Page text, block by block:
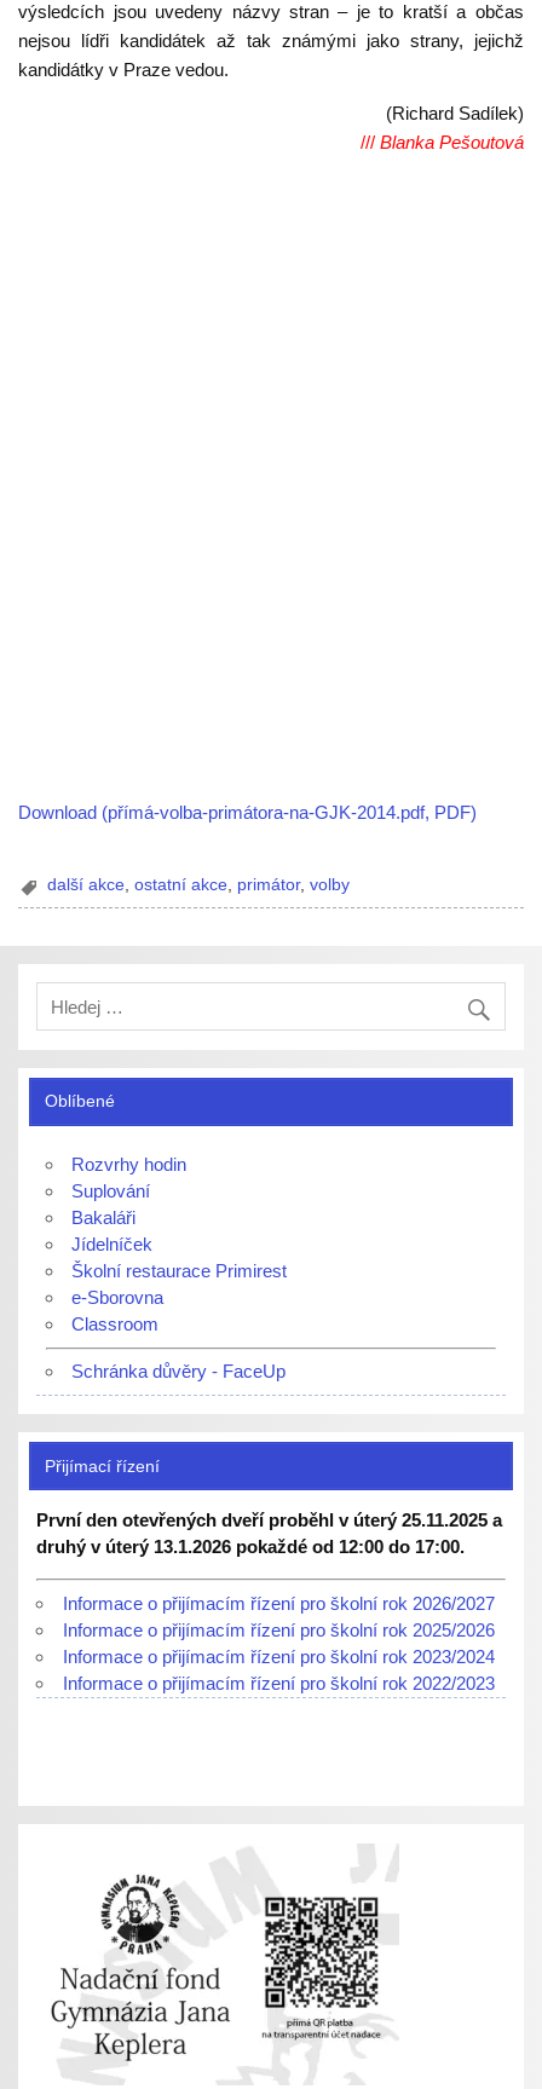
výsledcích jsou uvedeny názvy stran – je to kratší a občas
nejsou lídři kandidátek až tak známými jako strany, jejichž
kandidátky v Praze vedou.
(Richard Sadílek)
/// Blanka Pešoutová
Download (přímá-volba-primátora-na-GJK-2014.pdf, PDF)
další akce,ostatní akce, primátor,volby
Oblíbené
Rozvrhy hodin
Suplování
Bakaláři
Jídelníček
Školní restaurace Primirest
e-Sborovna
Classroom
Schránka důvěry - FaceUp
Přijímací řízení
První den otevřených dveří proběhl v úterý 25.11.2025 a
druhý v úterý 13.1.2026 pokaždé od 12:00 do 17:00.
Informace o přijímacím řízení pro školní rok 2026/2027
Informace o přijímacím řízení pro školní rok 2025/2026
Informace o přijímacím řízení pro školní rok 2023/2024
Informace o přijímacím řízení pro školní rok 2022/2023